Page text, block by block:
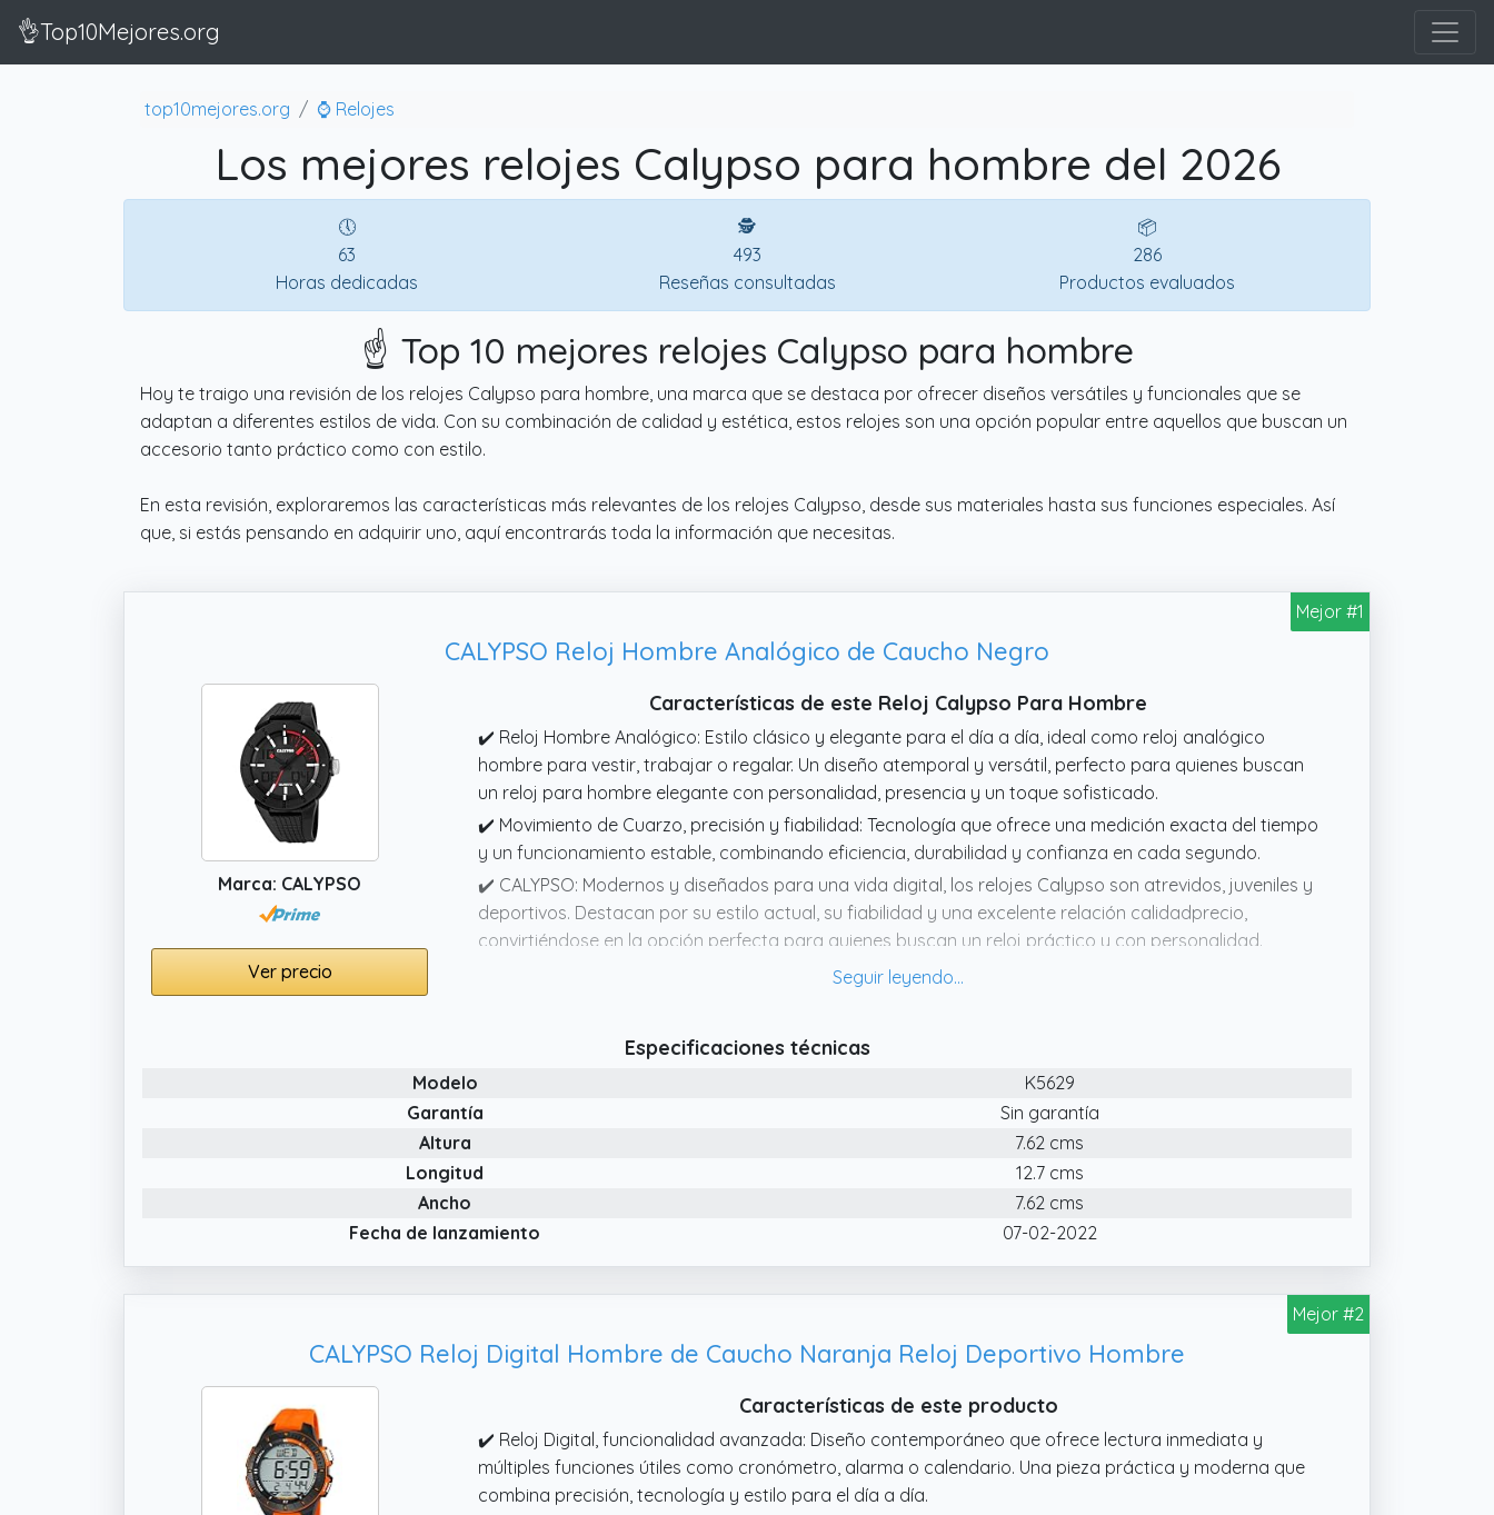
👌Top10Mejores.org
top10mejores.org ⌚ Relojes
Los mejores relojes Calypso para hombre del 2026
🕔
63
Horas dedicadas
🕵
493
Reseñas consultadas
📦
286
Productos evaluados
☝️ Top 10 mejores relojes Calypso para hombre
Hoy te traigo una revisión de los relojes Calypso para hombre, una marca que se destaca por ofrecer diseños versátiles y funcionales que se
adaptan a diferentes estilos de vida. Con su combinación de calidad y estética, estos relojes son una opción popular entre aquellos que buscan un
accesorio tanto práctico como con estilo.
En esta revisión, exploraremos las características más relevantes de los relojes Calypso, desde sus materiales hasta sus funciones especiales. Así
que, si estás pensando en adquirir uno, aquí encontrarás toda la información que necesitas.
Mejor #1
CALYPSO Reloj Hombre Analógico de Caucho Negro
Marca: CALYPSO
Ver precio
Características de este Reloj Calypso Para Hombre
✔️ Reloj Hombre Analógico: Estilo clásico y elegante para el día a día, ideal como reloj analógico
hombre para vestir, trabajar o regalar. Un diseño atemporal y versátil, perfecto para quienes buscan
un reloj para hombre elegante con personalidad, presencia y un toque sofisticado.
✔️ Movimiento de Cuarzo, precisión y fiabilidad: Tecnología que ofrece una medición exacta del tiempo
y un funcionamiento estable, combinando eficiencia, durabilidad y confianza en cada segundo.
✔️ CALYPSO: Modernos y diseñados para una vida digital, los relojes Calypso son atrevidos, juveniles y
deportivos. Destacan por su estilo actual, su fiabilidad y una excelente relación calidadprecio,
convirtiéndose en la opción perfecta para quienes buscan un reloj práctico y con personalidad.
✔️ Relojes Hombre: Estilo actual y versátil para uso diario, trabajo o momentos especiales. Diseños
✔️ Correa de Caucho: Ofrece ligereza y flexibilidad para un uso diario más cómodo. Una correa de
caucho hombre resistente y versátil, ideal para aportar un estilo moderno y dinámico a todo tipo de
relojes hombre, proporcionando un ajuste agradable y un diseño práctico para looks activos o
Especificaciones técnicas
Modelo
K5629
Garantía
Sin garantía
Altura
7.62 cms
Longitud
12.7 cms
Ancho
7.62 cms
Fecha de lanzamiento
07-02-2022
Mejor #2
CALYPSO Reloj Digital Hombre de Caucho Naranja Reloj Deportivo Hombre
Características de este producto
✔️ Reloj Digital, funcionalidad avanzada: Diseño contemporáneo que ofrece lectura inmediata y
múltiples funciones útiles como cronómetro, alarma o calendario. Una pieza práctica y moderna que
combina precisión, tecnología y estilo para el día a día.